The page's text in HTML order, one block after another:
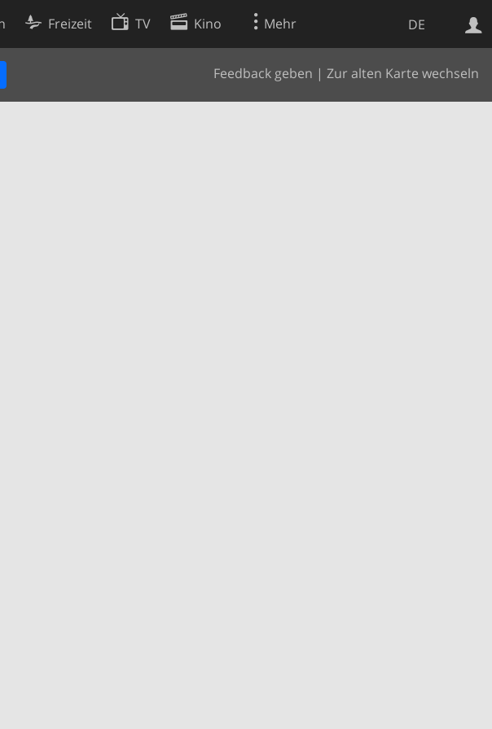
DE
Freizeit TV Kino Mehr
Feedback geben | Zur alten Karte wechseln
Websuche